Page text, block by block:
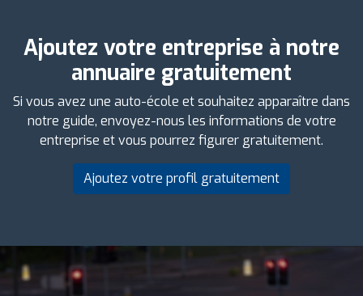
Ajoutez votre entreprise à notre
annuaire gratuitement
Si vous avez une auto-école et souhaitez apparaître dans
notre guide, envoyez-nous les informations de votre
entreprise et vous pourrez figurer gratuitement.
Ajoutez votre profil gratuitement